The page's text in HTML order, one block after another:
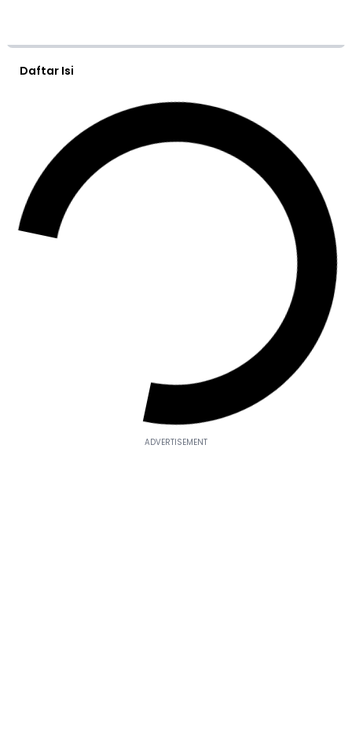
Daftar Isi